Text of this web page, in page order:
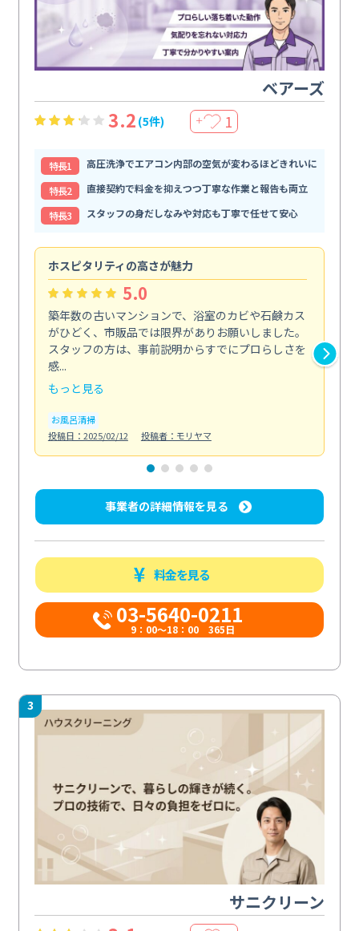
ベアーズ
3.2 (5件) ＋ 1
特⻑1
高圧洗浄でエアコン内部の空気が変わるほどきれいに
特⻑2
直接契約で料金を抑えつつ丁寧な作業と報告も両立
特⻑3
スタッフの身だしなみや対応も丁寧で任せて安心
ホスピタリティの高さが魅力
5.0
築年数の古いマンションで、浴室のカビや石鹸カス
がひどく、市販品では限界がありお願いしました。
スタッフの方は、事前説明からすでにプロらしさを
感...
もっと見る
お風呂清掃
投稿日：2025/02/12
投稿者：モリヤマ
事業者の詳細情報を見る
料金を見る
03-5640-0211
9：00～18：00 365日
3
サニクリーン